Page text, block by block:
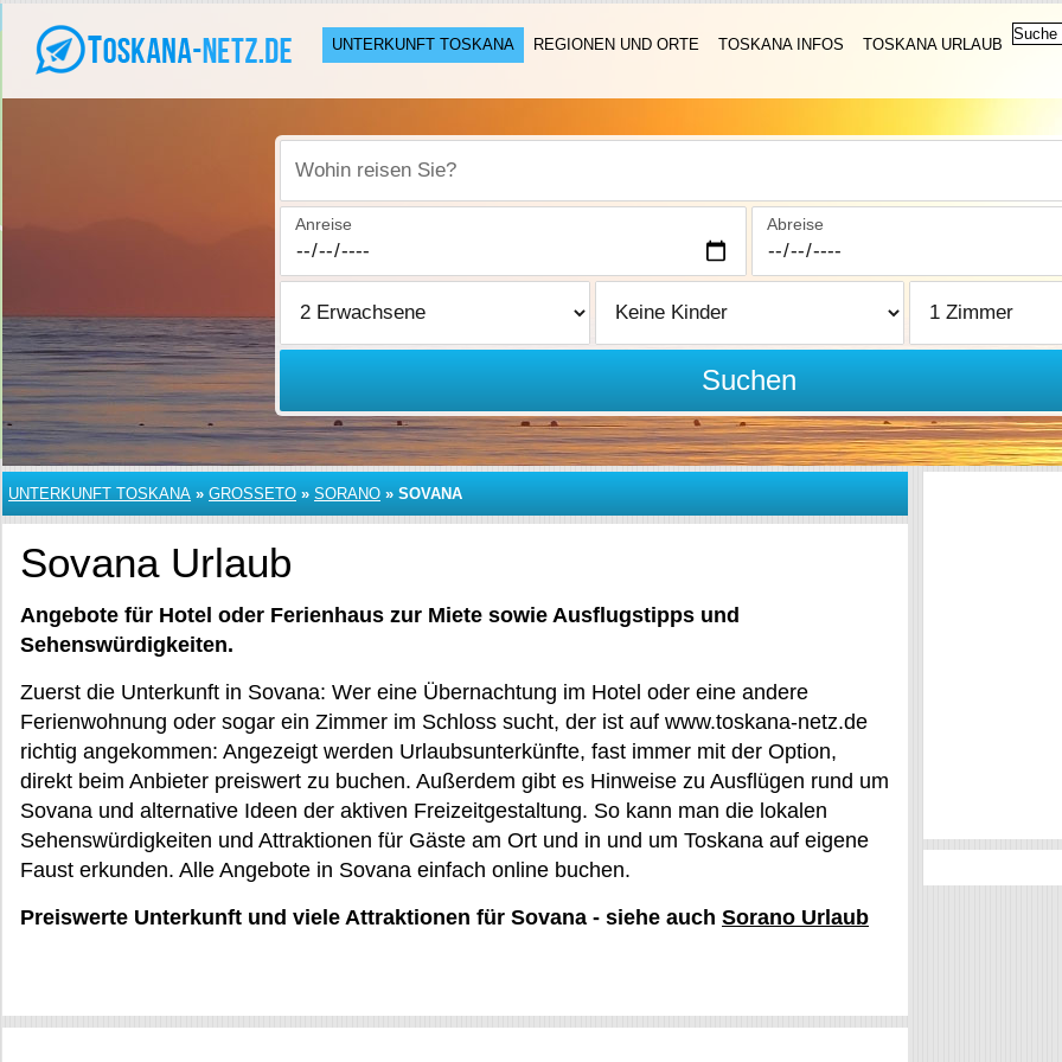
UNTERKUNFT TOSKANA REGIONEN UND ORTE TOSKANA INFOS TOSKANA URLAUB
Wohin reisen Sie?
Anreise Abreise
Suchen
UNTERKUNFT TOSKANA » GROSSETO » SORANO » SOVANA
Sovana Urlaub
Angebote für Hotel oder Ferienhaus zur Miete sowie Ausflugstipps und
Sehenswürdigkeiten.
Zuerst die Unterkunft in Sovana: Wer eine Übernachtung im Hotel oder eine andere
Ferienwohnung oder sogar ein Zimmer im Schloss sucht, der ist auf www.toskana-netz.de
richtig angekommen: Angezeigt werden Urlaubsunterkünfte, fast immer mit der Option,
direkt beim Anbieter preiswert zu buchen. Außerdem gibt es Hinweise zu Ausflügen rund um
Sovana und alternative Ideen der aktiven Freizeitgestaltung. So kann man die lokalen
Sehenswürdigkeiten und Attraktionen für Gäste am Ort und in und um Toskana auf eigene
Faust erkunden. Alle Angebote in Sovana einfach online buchen.
Preiswerte Unterkunft und viele Attraktionen für Sovana - siehe auch Sorano Urlaub